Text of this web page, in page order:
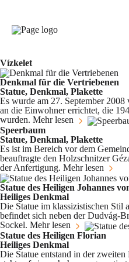
Vízkelet
Denkmal für die Vertriebenen
Statue, Denkmal, Plakette
Es wurde am 27. September
an die Einwohner errichtet, die
wurden. Mehr lesen
Speerbaum
Statue, Denkmal, Plakette
Es ist im Bereich vor dem
beauftragte den Holzschnitzer
der Anfertigung. Mehr lesen
Statue des Heiligen Johannes
Heiliges Denkmal
Die Statue im klassizistischen Stil
befindet sich neben der Dudvág-
Sockel. Mehr lesen
Statue des Heiligen Florian
Heiliges Denkmal
Die Statue entstand in der